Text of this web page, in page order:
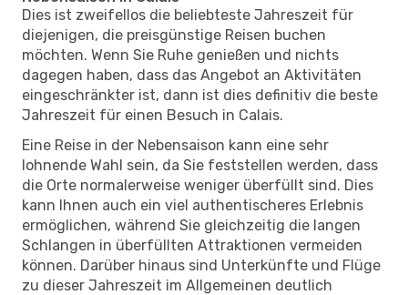
Dies ist zweifellos die beliebteste Jahreszeit für
diejenigen, die preisgünstige Reisen buchen
möchten. Wenn Sie Ruhe genießen und nichts
dagegen haben, dass das Angebot an Aktivitäten
eingeschränkter ist, dann ist dies definitiv die beste
Jahreszeit für einen Besuch in Calais.
Eine Reise in der Nebensaison kann eine sehr
lohnende Wahl sein, da Sie feststellen werden, dass
die Orte normalerweise weniger überfüllt sind. Dies
kann Ihnen auch ein viel authentischeres Erlebnis
ermöglichen, während Sie gleichzeitig die langen
Schlangen in überfüllten Attraktionen vermeiden
können. Darüber hinaus sind Unterkünfte und Flüge
zu dieser Jahreszeit im Allgemeinen deutlich